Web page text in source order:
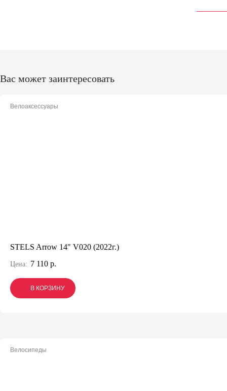
Вас может заинтересовать
Велоаксессуары
STELS Arrow 14" V020 (2022г.)
Цена: 7 110 р.
В КОРЗИНУ
В КОРЗИНУ
В КОРЗИНУ
Велосипеды